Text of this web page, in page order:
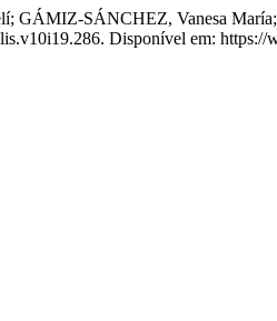
SÁNCHEZ, Vanesa María;
Disponível em: